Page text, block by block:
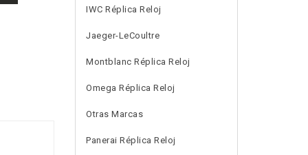
IWC Réplica Reloj
Jaeger-LeCoultre
Montblanc Réplica Reloj
Omega Réplica Reloj
Otras Marcas
Panerai Réplica Reloj